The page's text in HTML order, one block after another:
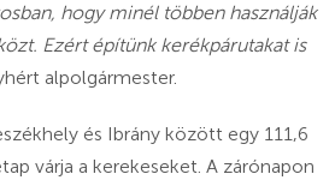
hogy minél többen használják
Ezért építünk kerékpárutakat is
alpolgármester.
és Ibrány között egy 111,6
várja a kerekeseket. A zárónapon